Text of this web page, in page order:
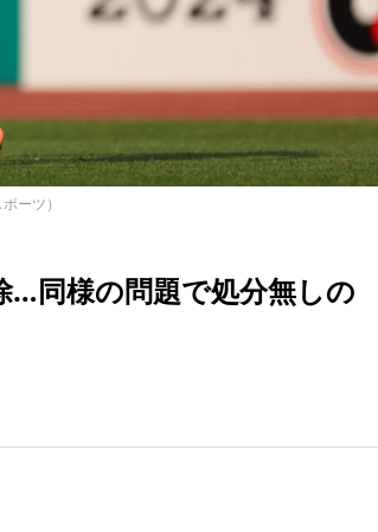
ーツ）
…同様の問題で処分無しの